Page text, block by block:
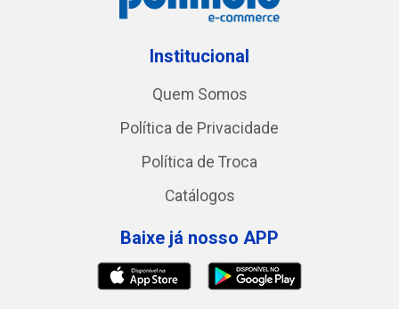
Institucional
Quem Somos
Política de Privacidade
Política de Troca
Catálogos
Baixe já nosso APP